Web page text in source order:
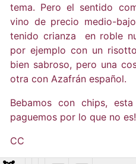
tema. Pero el sentido
vino de precio medio-
tenido crianza en roble
por ejemplo con un
bien sabroso, pero una
otra con Azafrán español.
Bebamos con chips,
paguemos por lo que no es!
CC